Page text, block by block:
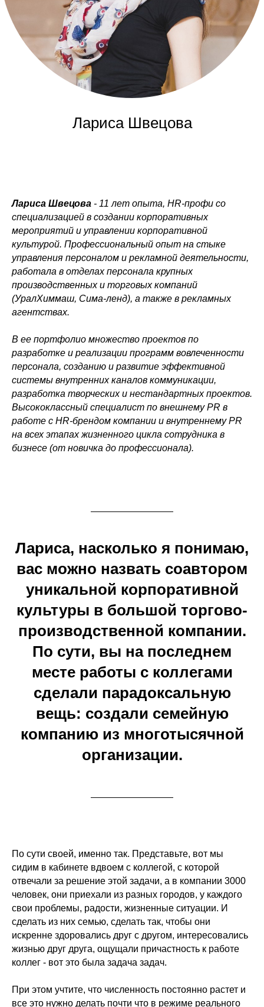
Лариса Швецова
Лариса Швецова - 11 лет опыта, HR-профи со
специализацией в создании корпоративных
мероприятий и управлении корпоративной
культурой. Профессиональный опыт на стыке
управления персоналом и рекламной деятельности,
работала в отделах персонала крупных
производственных и торговых компаний
(УралХиммаш, Сима-ленд), а также в рекламных
агентствах.
В ее портфолио множество проектов по
разработке и реализации программ вовлеченности
персонала, созданию и развитие эффективной
системы внутренних каналов коммуникации,
разработка творческих и нестандартных проектов.
Высококлассный специалист по внешнему PR в
работе с HR-брендом компании и внутреннему PR
на всех этапах жизненного цикла сотрудника в
бизнесе (от новичка до профессионала).
Лариса, насколько я понимаю,
вас можно назвать соавтором
уникальной корпоративной
культуры в большой торгово-
производственной компании.
По сути, вы на последнем
месте работы с коллегами
сделали парадоксальную
вещь: создали семейную
компанию из многотысячной
организации.
По сути своей, именно так. Представьте, вот мы
сидим в кабинете вдвоем с коллегой, с которой
отвечали за решение этой задачи, а в компании 3000
человек, они приехали из разных городов, у каждого
свои проблемы, радости, жизненные ситуации. И
сделать из них семью, сделать так, чтобы они
искренне здоровались друг с другом, интересовались
жизнью друг друга, ощущали причастность к работе
коллег - вот это была задача задач.
При этом учтите, что численность постоянно растет и
все это нужно делать почти что в режиме реального